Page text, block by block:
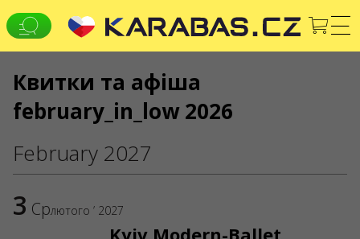
CS EN UK
УСІ МІСТА
FOLLOW US
Warning! The processing of appeals is carried out via form
at help.karabas.com
Квитки та афіша
february_in_low 2026
February 2027
3 Срлютого ’ 2027
Kyiv Modern-Ballet